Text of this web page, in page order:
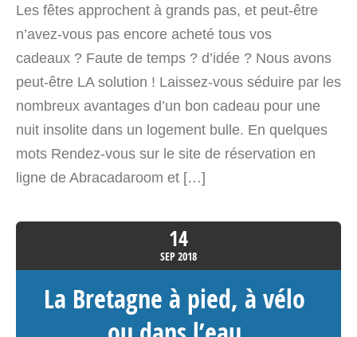
Le Galliné - Route d'Espagne
Prats-De-Mollo-La Preste
Occitanie>Pyrénées-Orientales 66230
France
Voir sur la carte
4717.4 km
Sollievu – Dôme Corse
hameau de, Route de Palombaggia
Porto-Vecchio Corse>Corse-du-Sud
Les fêtes approchent à grands pas, et peut-être
n’avez-vous pas encore acheté tous vos
cadeaux ? Faute de temps ? d’idée ? Nous avons
peut-être LA solution ! Laissez-vous séduire par les
nombreux avantages d’un bon cadeau pour une
nuit insolite dans un logement bulle. En quelques
mots Rendez-vous sur le site de réservation en
ligne de Abracadaroom et […]
14
SEP2018
La Bretagne à pied, à vélo